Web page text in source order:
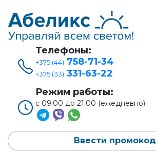
Телефоны:
+375 (44) 758-71-34
+375 (33) 331-63-22
Режим работы:
с 09:00 до 21:00 (ежедневно)
Ввести промокод